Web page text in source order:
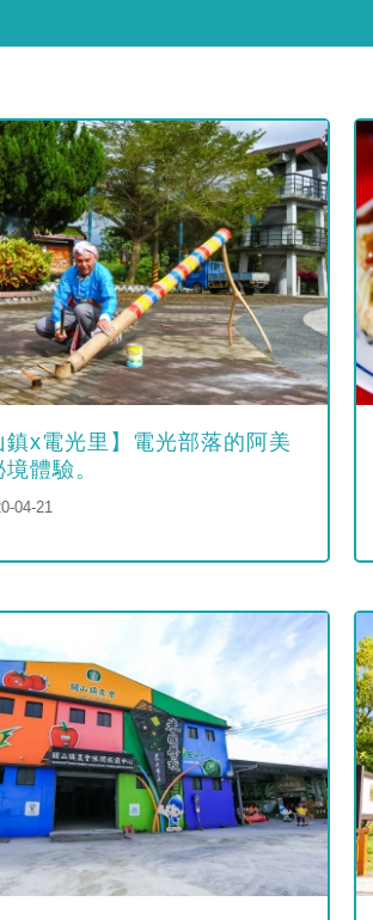
鎮x電光里】電光部落的阿美
體驗。
04-21